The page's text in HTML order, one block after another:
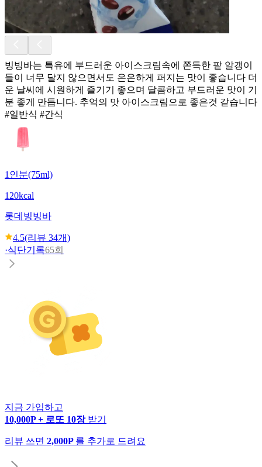
빙빙바는 특유에 부드러운 아이스크림속에 쫀득한 팥 알갱이
들이 너무 달지 않으면서도 은은하게 퍼지는 맛이 좋습니다 더
운 날씨에 시원하게 즐기기 좋으며 달콤하고 부드러운 맛이 기
분 좋게 만듭니다. 추억의 맛 아이스크림으로 좋은것 같습니다
#일반식 #간식
1인분(75ml)
120kcal
롯데 빙빙바
4.5(리뷰 34개)
·식단기록65회
지금 가입하고
10,000P + 로또 10장 받기
리뷰 쓰면 2,000P 를 추가로 드려요